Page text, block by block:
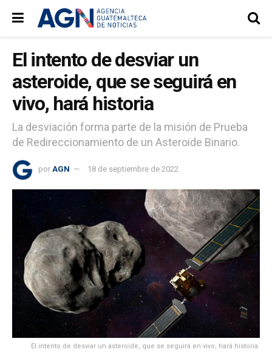
El intento de desviar un
asteroide, que se seguirá en
vivo, hará historia
La desviación forma parte de la misión de Prueba
de Redireccionamiento de un Asteroide Binario.
por AGN 18 de septiembre de 2022
El intento de desviar un asteroide, que se seguirá en vivo, hará historia.